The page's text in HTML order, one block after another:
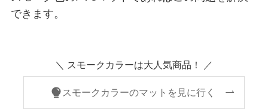
できます。
＼ スモークカラーは大人気商品！ ／
スモークカラーのマットを見に行く